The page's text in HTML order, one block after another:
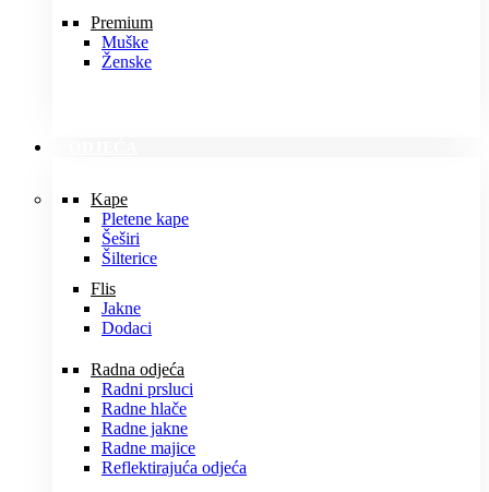
Premium
Muške
Ženske
Kape
Pletene kape
Šeširi
Šilterice
Flis
Jakne
Dodaci
Radna odjeća
Radni prsluci
Radne hlače
Radne jakne
Radne majice
Reflektirajuća odjeća